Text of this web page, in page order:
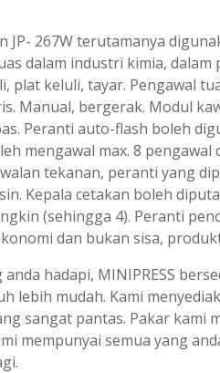
JP- 267W terutamanya
dalam industri kimia,
plat keluli, tayar. Pengawal
Manual, bergerak. Modul
Peranti auto-flash boleh
mengawal max. 8
tekanan, peranti yang
Kepala cetakan boleh
(sehingga 4). Peranti
dan bukan sisa,
hadapi, MINIPRESS
lebih mudah. Kami
sangat pantas. Pakar
mempunyai semua yang